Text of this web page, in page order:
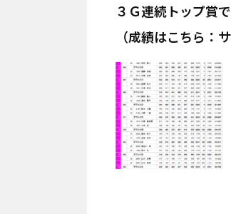
３Ｇ連続トップ賞
（成績はこちら：